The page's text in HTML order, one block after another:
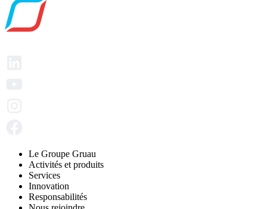
Le Groupe Gruau
Activités et produits
Services
Innovation
Responsabilités